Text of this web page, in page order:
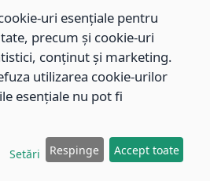
str. Dimitrie Anghel nr. 19.
H.C.L. nr. 446/2013,
de fundamentare pentru
uri esențiale pentru
precum și cookie-uri
conținut și marketing.
utilizarea cookie-urilor
esențiale nu pot fi
Setări Respinge Accept toate